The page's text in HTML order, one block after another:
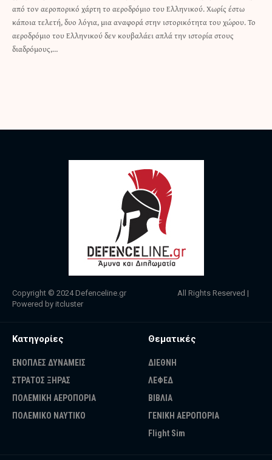
από τον αεροπορικό χάρτη το αεροδρόμιο του Ελληνικού. Χωρίς έστω
κάποια τελετή, δυο λόγια, μια αναφορά στην ιστορικότητα του χώρου. Το
αεροδρόμιο του Ελληνικού δεν κουβαλάει απλά την ιστορία στους
διαδρόμους,…
Copyright © 2024 Defenceline.gr All Rights Reserved |
Powered by itcluster
Κατηγορίες
ΕΝΟΠΛΕΣ ΔΥΝΑΜΕΙΣ
ΣΤΡΑΤΟΣ ΞΗΡΑΣ
ΠΟΛΕΜΙΚΗ ΑΕΡΟΠΟΡΙΑ
ΠΟΛΕΜΙΚΟ ΝΑΥΤΙΚΟ
Θεματικές
ΔΙΕΘΝΗ
ΛΕΦΕΔ
ΒΙΒΛΙΑ
ΓΕΝΙΚΗ ΑΕΡΟΠΟΡΙΑ
Flight Sim